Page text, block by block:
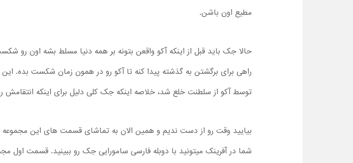
مطیع اون باشن.
حالا جک باید قبل از اینکه آکو واقعن بتونه بر همه دنیا مسلط بشه اون رو
راهی برای برگشتن به گذشته پیدا کنه تا آکو رو در همون زمان شکست بده.
توسط آکو از سلطنت خلع شد، خلاصه اینکه جک کلی دلیل برای اینکه انتقامش رو
بیایید وقت رو از دست ندیم و همین الان به تماشای قسمت های این
شما در آفرینک میتونید با دوبله فارسی سامورایی جک رو ببینید. قسمت